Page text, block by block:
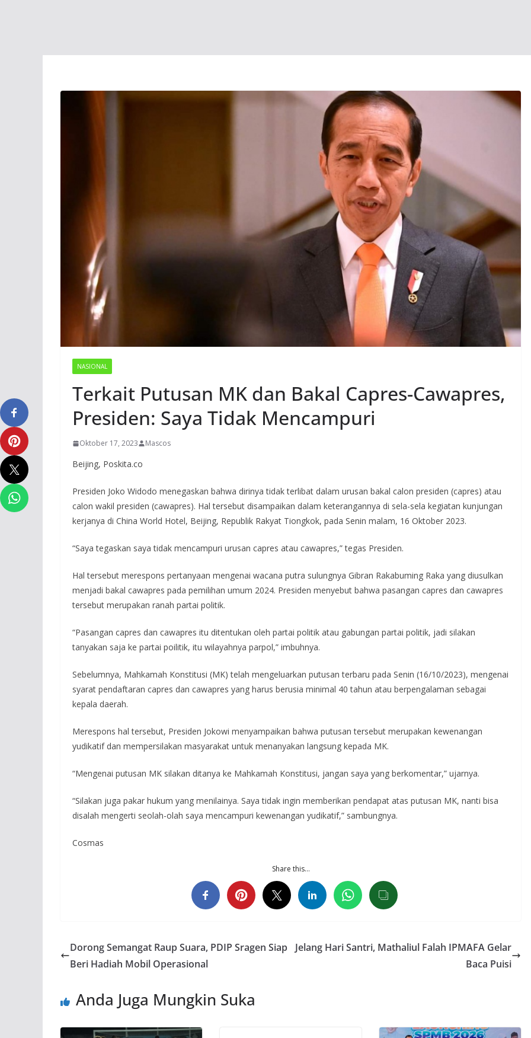
NASIONAL
Terkait Putusan MK dan Bakal Capres-Cawapres,
Presiden: Saya Tidak Mencampuri
Oktober 17, 2023 Mascos
Beijing, Poskita.co
Presiden Joko Widodo menegaskan bahwa dirinya tidak terlibat dalam urusan bakal calon presiden (capres) atau
calon wakil presiden (cawapres). Hal tersebut disampaikan dalam keterangannya di sela-sela kegiatan kunjungan
kerjanya di China World Hotel, Beijing, Republik Rakyat Tiongkok, pada Senin malam, 16 Oktober 2023.
“Saya tegaskan saya tidak mencampuri urusan capres atau cawapres,” tegas Presiden.
Hal tersebut merespons pertanyaan mengenai wacana putra sulungnya Gibran Rakabuming Raka yang diusulkan
menjadi bakal cawapres pada pemilihan umum 2024. Presiden menyebut bahwa pasangan capres dan cawapres
tersebut merupakan ranah partai politik.
“Pasangan capres dan cawapres itu ditentukan oleh partai politik atau gabungan partai politik, jadi silakan
tanyakan saja ke partai poilitik, itu wilayahnya parpol,” imbuhnya.
Sebelumnya, Mahkamah Konstitusi (MK) telah mengeluarkan putusan terbaru pada Senin (16/10/2023), mengenai
syarat pendaftaran capres dan cawapres yang harus berusia minimal 40 tahun atau berpengalaman sebagai
kepala daerah.
Merespons hal tersebut, Presiden Jokowi menyampaikan bahwa putusan tersebut merupakan kewenangan
yudikatif dan mempersilakan masyarakat untuk menanyakan langsung kepada MK.
“Mengenai putusan MK silakan ditanya ke Mahkamah Konstitusi, jangan saya yang berkomentar,” ujarnya.
“Silakan juga pakar hukum yang menilainya. Saya tidak ingin memberikan pendapat atas putusan MK, nanti bisa
disalah mengerti seolah-olah saya mencampuri kewenangan yudikatif,” sambungnya.
Cosmas
Share this…
Dorong Semangat Raup Suara, PDIP Sragen Siap
Beri Hadiah Mobil Operasional
Jelang Hari Santri, Mathaliul Falah IPMAFA Gelar
Baca Puisi
Anda Juga Mungkin Suka